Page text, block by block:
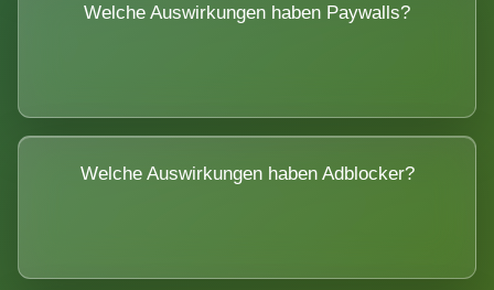
Welche Auswirkungen haben Paywalls?
Welche Auswirkungen haben Adblocker?